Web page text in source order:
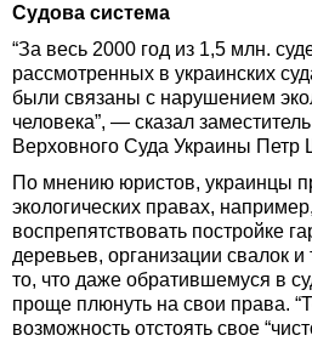
Судова система
“За весь 2000 год из 1,5 млн.
рассмотренных в украинских
были связаны с нарушением
человека”, — сказал
Верховного Суда Украины Петр
По мнению юристов, украинцы
экологических правах,
воспрепятствовать постройке
деревьев, организации свалок
то, что даже обратившемуся в
проще плюнуть на свои права.
возможность отстоять свое